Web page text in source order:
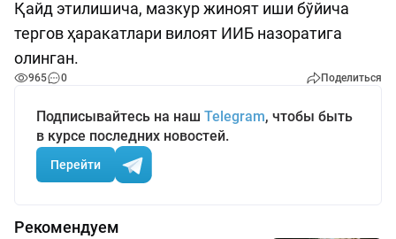
Қайд этилишича, мазкур жиноят иши бўйича
тергов ҳаракатлари вилоят ИИБ назоратига
олинган.
965 0 Поделиться
Подписывайтесь на наш Telegram, чтобы быть
в курсе последних новостей.
Перейти
Рекомендуем